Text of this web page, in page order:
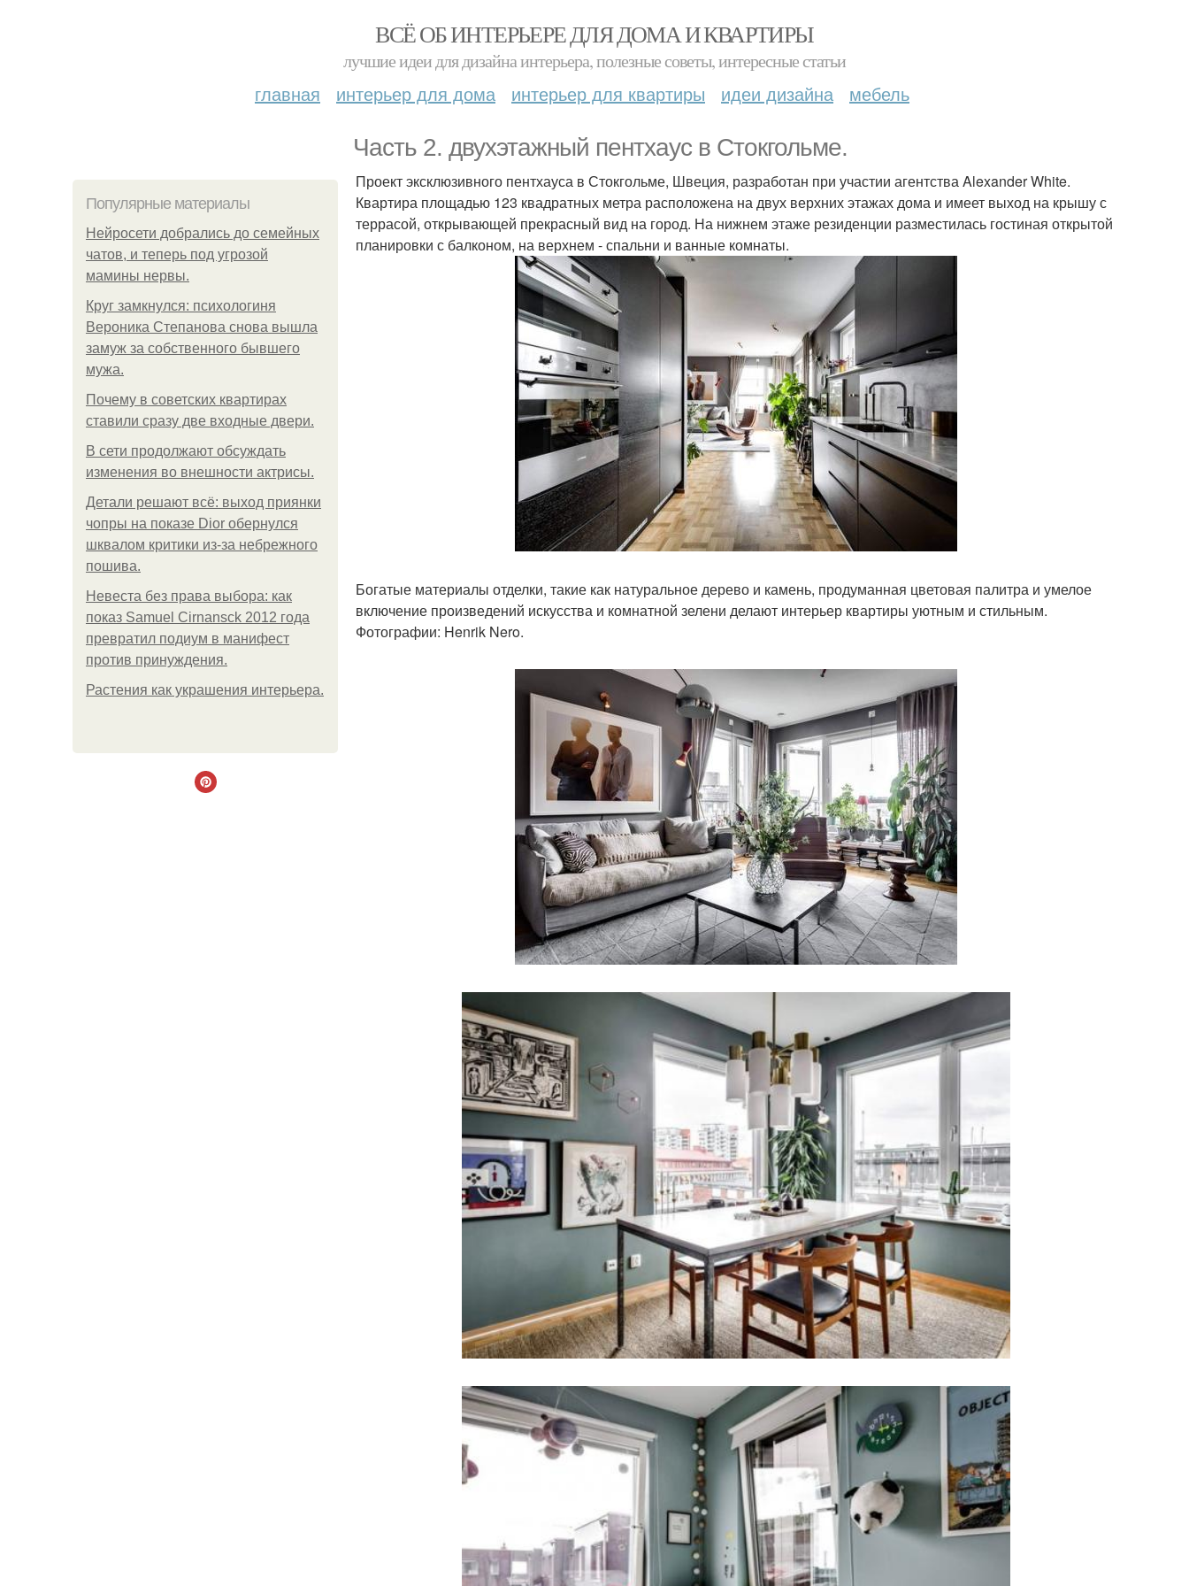
ВСЁ ОБ ИНТЕРЬЕРЕ ДЛЯ ДОМА И КВАРТИРЫ
лучшие идеи для дизайна интерьера, полезные советы, интересные статьи
главная интерьер для дома интерьер для квартиры идеи дизайна мебель
Часть 2. двухэтажный пентхаус в Стокгольме.
Популярные материалы
Нейросети добрались до семейных
чатов, и теперь под угрозой
мамины нервы.
Круг замкнулся: психологиня
Вероника Степанова снова вышла
замуж за собственного бывшего
мужа.
Почему в советских квартирах
ставили сразу две входные двери.
В сети продолжают обсуждать
изменения во внешности актрисы.
Детали решают всё: выход приянки
чопры на показе Dior обернулся
шквалом критики из-за небрежного
пошива.
Невеста без права выбора: как
показ Samuel Cirnansck 2012 года
превратил подиум в манифест
против принуждения.
Растения как украшения интерьера.
Проект эксклюзивного пентхауса в Стокгольме, Швеция, разработан при участии агентства Alexander White.
Квартира площадью 123 квадратных метра расположена на двух верхних этажах дома и имеет выход на крышу с
террасой, открывающей прекрасный вид на город. На нижнем этаже резиденции разместилась гостиная открытой
планировки с балконом, на верхнем - спальни и ванные комнаты.
Богатые материалы отделки, такие как натуральное дерево и камень, продуманная цветовая палитра и умелое
включение произведений искусства и комнатной зелени делают интерьер квартиры уютным и стильным.
Фотографии: Henrik Nero.